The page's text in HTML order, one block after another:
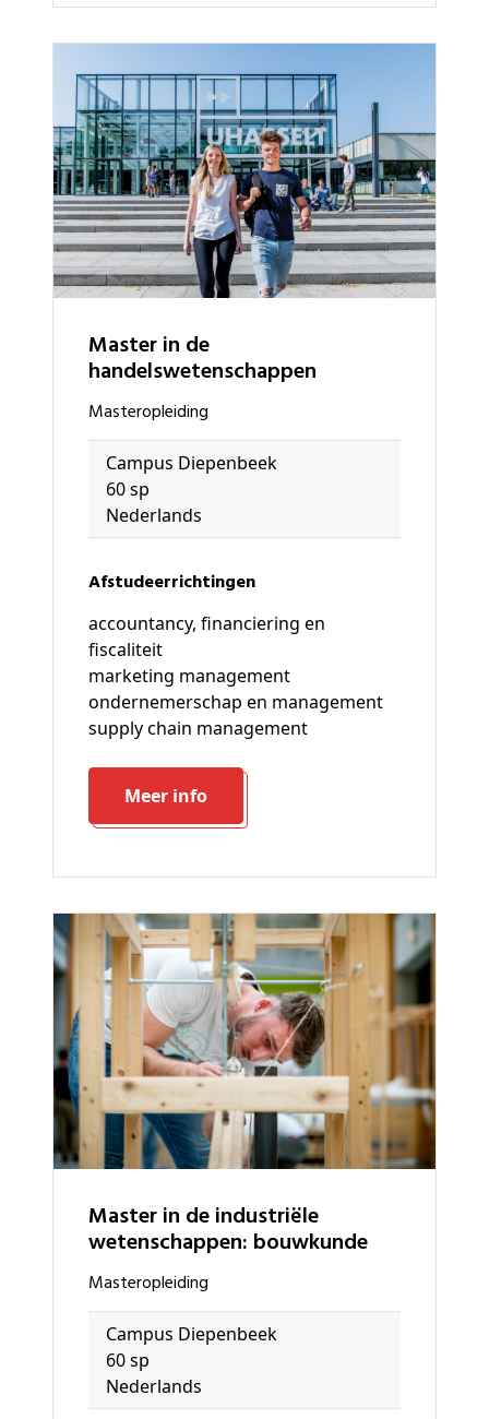
master in de
handelswetenschappen
masteropleiding
Campus Diepenbeek
60 sp
Nederlands
Afstudeerrichtingen
accountancy, financiering en
fiscaliteit
marketing management
ondernemerschap en management
supply chain management
Meer info
master in de industriële
wetenschappen: bouwkunde
masteropleiding
Campus Diepenbeek
60 sp
Nederlands